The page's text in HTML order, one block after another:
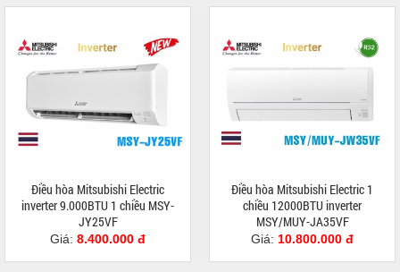
Điều hòa Mitsubishi Electric
inverter 9.000BTU 1 chiều MSY-
JY25VF
Giá: 8.400.000 đ
Điều hòa Mitsubishi Electric 1
chiều 12000BTU inverter
MSY/MUY-JA35VF
Giá: 10.800.000 đ